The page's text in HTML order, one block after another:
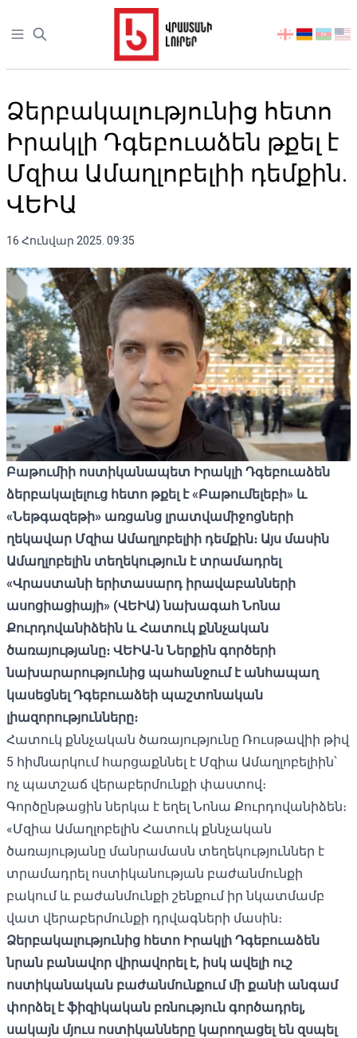
Open sidebar
აირჩიეთ
Ձերբակալությունից հետո
Իրակլի Դգեբուաձեն թքել է
Մզիա Ամաղլոբելիի դեմքին.
ՎԵԻԱ
16 Հունվար 2025. 09:35
Բաթումիի ոստիկանապետ Իրակլի Դգեբուաձեն
ձերբակալելուց հետո թքել է «Բաթումելեբի» և
«Նեթգազեթի» առցանց լրատվամիջոցների
ղեկավար Մզիա Ամաղլոբելիի դեմքին։ Այս մասին
Ամաղլոբելին տեղեկություն է տրամադրել
«Վրաստանի երիտասարդ իրավաբանների
ասոցիացիայի» (ՎԵԻԱ) նախագահ Նոնա
Քուրդովանիձեին և Հատուկ քննչական
ծառայությանը։ ՎԵԻԱ-ն Ներքին գործերի
նախարարությունից պահանջում է անհապաղ
կասեցնել Դգեբուաձեի պաշտոնական
լիազորությունները։
Հատուկ քննչական ծառայությունը Ռուսթավիի թիվ
5 հիմնարկում հարցաքննել է Մզիա Ամաղլոբելիին՝
ոչ պատշաճ վերաբերմունքի փաստով։
Գործընթացին ներկա է եղել Նոնա Քուրդովանիձեն։
«Մզիա Ամաղլոբելին Հատուկ քննչական
ծառայությանը մանրամասն տեղեկություններ է
տրամադրել ոստիկանության բաժանմունքի
բակում և բաժանմունքի շենքում իր նկատմամբ
վատ վերաբերմունքի դրվագների մասին։
Ձերբակալությունից հետո Իրակլի Դգեբուաձեն
նրան բանավոր վիրավորել է, իսկ ավելի ուշ
ոստիկանական բաժանմունքում մի քանի անգամ
փորձել է ֆիզիկական բռնություն գործադրել,
սակայն մյուս ոստիկանները կարողացել են զսպել